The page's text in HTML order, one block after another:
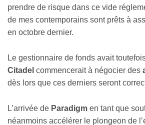
prendre de risque dans ce vide
de mes contemporains sont prêts à
en octobre dernier.
Le gestionnaire de fonds avait
Citadel commencerait à négocier des
dès lors que ces derniers seront
L’arrivée de Paradigm en tant que
néanmoins accélérer le plongeon de